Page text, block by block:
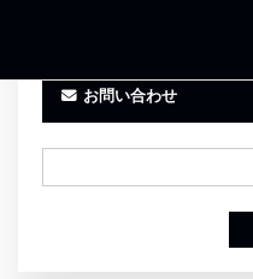
お問い合わせ